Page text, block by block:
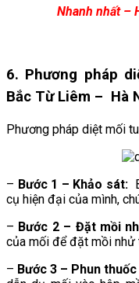
Nhanh nhất –
6. Phương pháp
Bắc Từ Liêm – Hà
Phương pháp diệt mối
– Bước 1 – Khảo sát:
cụ hiện đại của mình,
– Bước 2 – Đặt mồi
của mối để đặt mồi nhử
– Bước 3 – Phun